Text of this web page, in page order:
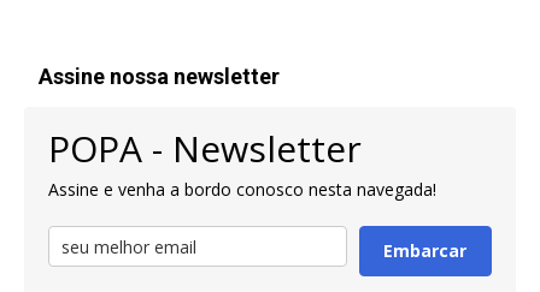
Assine nossa newsletter
POPA - Newsletter
Assine e venha a bordo conosco nesta navegada!
Embarcar